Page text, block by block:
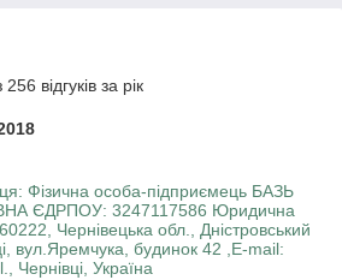
відгуків за рік
Фізична особа-підприємець БАЗЬ
ЄДРПОУ: 3247117586 Юридична
Чернівецька обл., Дністровський
вул.Яремчука, будинок 42 ,E-mail:
Чернівці, Україна